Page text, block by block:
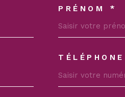
PRÉNOM *